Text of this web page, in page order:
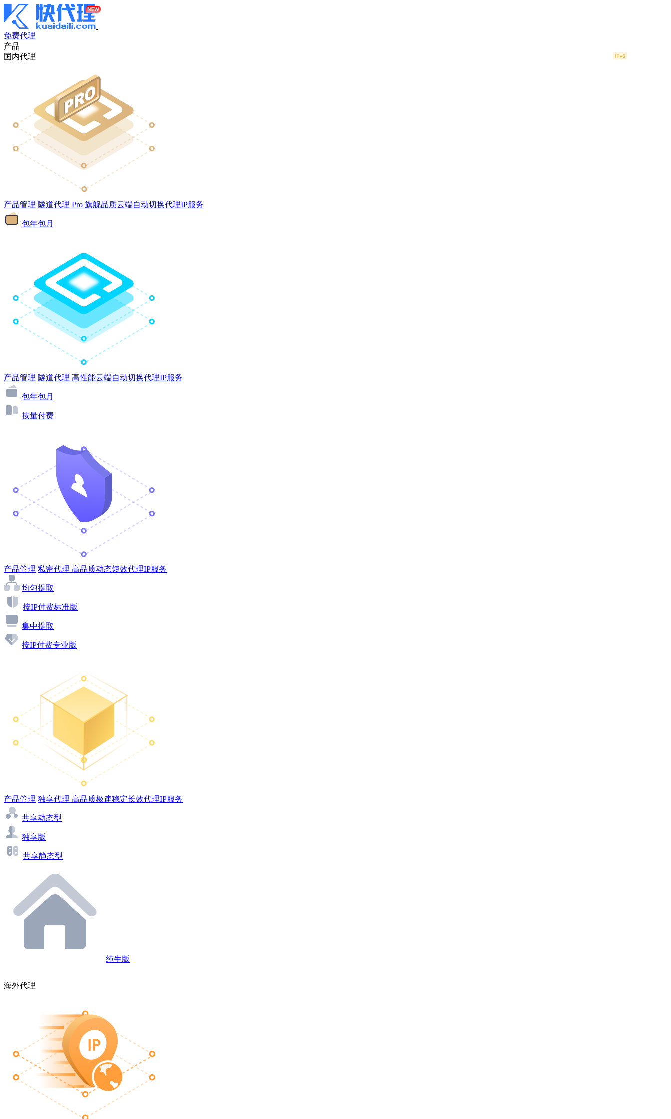
免费代理
产品
国内代理
产品管理 隧道代理 Pro 旗舰品质云端自动切换代理IP服务
包年包月
产品管理 隧道代理 高性能云端自动切换代理IP服务
包年包月
按量付费
产品管理 私密代理 高品质动态短效代理IP服务
均匀提取
按IP付费标准版
集中提取
按IP付费专业版
产品管理 独享代理 高品质极速稳定长效代理IP服务
共享动态型
独享版
共享静态型
纯生版
海外代理